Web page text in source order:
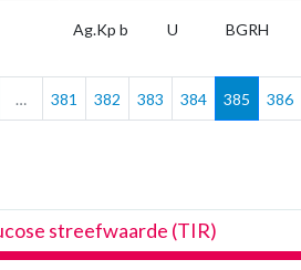
Ag.Kp b U BGRH
… 381 382 383 384 385 386
streefwaarde (TIR)